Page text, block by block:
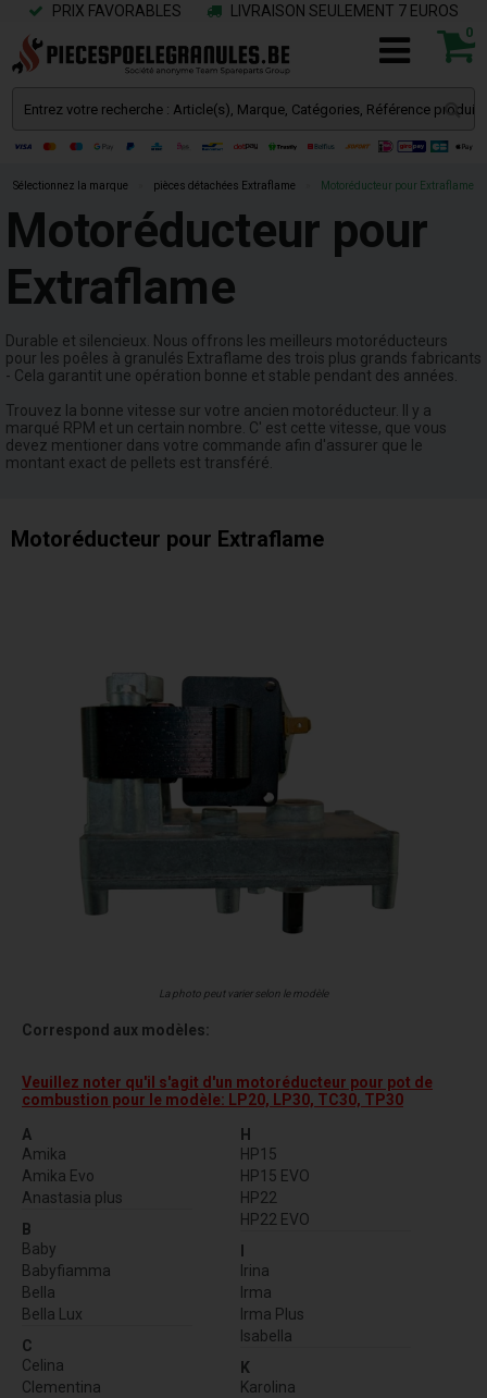
PRIX FAVORABLES LIVRAISON SEULEMENT 7 EUROS
0
Sélectionnez la marque pièces détachées Extraflame Motoréducteur pour Extraflame
Motoréducteur pour
Extraflame
Durable et silencieux. Nous offrons les meilleurs motoréducteurs
pour les poêles à granulés Extraflame des trois plus grands fabricants
- Cela garantit une opération bonne et stable pendant des années.
Trouvez la bonne vitesse sur votre ancien motoréducteur. Il y a
marqué RPM et un certain nombre. C' est cette vitesse, que vous
devez mentioner dans votre commande afin d'assurer que le
montant exact de pellets est transféré.
Motoréducteur pour Extraflame
La photo peut varier selon le modèle
Correspond aux modèles:
Veuillez noter qu'il s'agit d'un motoréducteur pour pot de
combustion pour le modèle: LP20, LP30, TC30, TP30
A
Amika
Amika Evo
Anastasia plus
B
Baby
Babyfiamma
Bella
Bella Lux
C
Celina
Clementina
H
HP15
HP15 EVO
HP22
HP22 EVO
Irina
Irma
Irma Plus
Isabella
K
Karolina